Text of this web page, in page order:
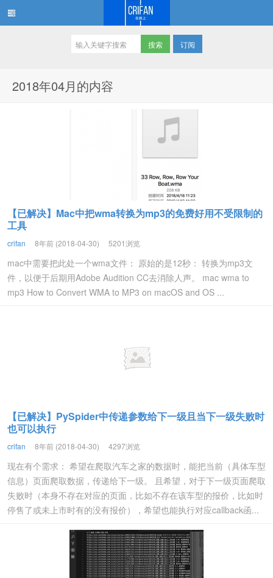
订阅
2018年04月的内容
【已解决】Mac中把wma转换为mp3的免费好用不受限制的
工具
crifan 8年前 (2018-04-30) 5201浏览
mac中需要把此处一个wma文件： 原始的是12秒： 转换为mp3文
件，以便于后期用Adobe Audition CC去消除人声。 mac wma to
mp3 How to Convert WMA to MP3 on macOS and OS ...
【已解决】PySpider中传递参数给下一级且当下一级失败时
也可以执行
crifan 8年前 (2018-04-30) 4297浏览
现在有个需求： 希望在爬取汽车之家的数据时，能把当前（具体车型
信息）页面爬取数据，传递给下一级。 且希望，对于下一级页面爬取
失败时（本身不存在对应的页面，比如不存在该车型的报价，比如时
停售了或未上市时有的没有报价），希望也能执行对应callback函...